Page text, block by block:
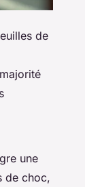
de
une
de choc,